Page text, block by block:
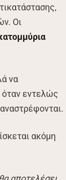
Οι
να
όταν εντελώς
ακόμη